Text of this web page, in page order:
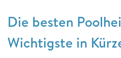
Die besten
Wichtigste in